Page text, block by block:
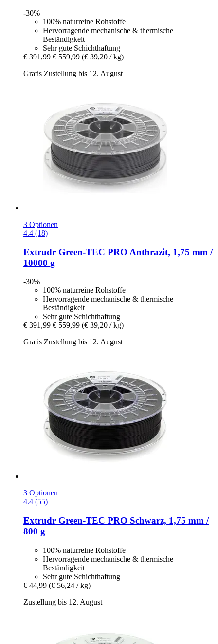
-30%
100% naturreine Rohstoffe
Hervorragende mechanische & thermische
Beständigkeit
Sehr gute Schichthaftung
€ 391,99 € 559,99 (€ 39,20 / kg)
Gratis Zustellung bis 12. August
3 Optionen
4.4 (18)
Extrudr Green-​TEC PRO Anthrazit, 1,75 mm /
10000 g
-30%
100% naturreine Rohstoffe
Hervorragende mechanische & thermische
Beständigkeit
Sehr gute Schichthaftung
€ 391,99 € 559,99 (€ 39,20 / kg)
Gratis Zustellung bis 12. August
3 Optionen
4.4 (55)
Extrudr Green-​TEC PRO Schwarz, 1,75 mm /
800 g
100% naturreine Rohstoffe
Hervorragende mechanische & thermische
Beständigkeit
Sehr gute Schichthaftung
€ 44,99 (€ 56,24 / kg)
Zustellung bis 12. August